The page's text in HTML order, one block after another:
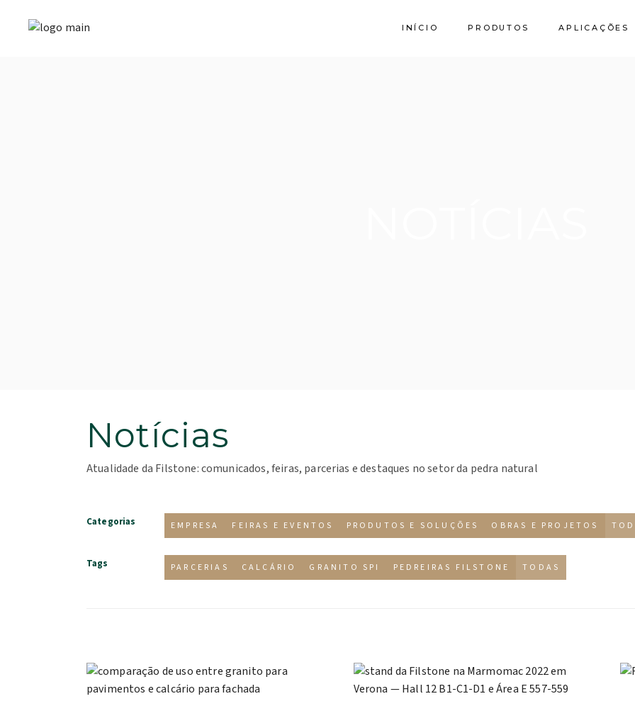
INÍCIO PRODUTOS APLICAÇÕES
Notícias
Atualidade da Filstone: comunicados, feiras, parcerias e destaques no setor da pedra natural
Categorias EMPRESA FEIRAS E EVENTOS PRODUTOS E SOLUÇÕES OBRAS E PROJETOS
Tags PARCERIAS CALCÁRIO GRANITO SPI PEDREIRAS FILSTONE TODAS